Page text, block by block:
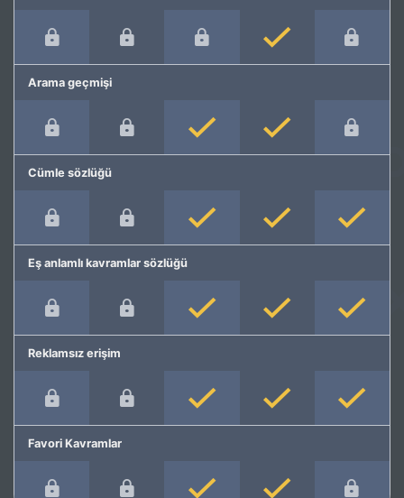
Arama geçmişi
Cümle sözlüğü
Eş anlamlı kavramlar sözlüğü
Reklamsız erişim
Favori Kavramlar